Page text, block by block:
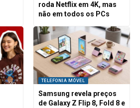
roda Netflix em 4K, mas
não em todos os PCs
TELEFONIA MÓVEL
Samsung revela preços
de Galaxy Z Flip 8, Fold 8 e